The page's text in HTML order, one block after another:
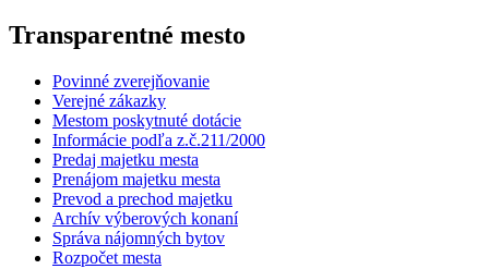
Transparentné mesto
Povinné zverejňovanie
Verejné zákazky
Mestom poskytnuté dotácie
Informácie podľa z.č.211/2000
Predaj majetku mesta
Prenájom majetku mesta
Prevod a prechod majetku
Archív výberových konaní
Správa nájomných bytov
Rozpočet mesta